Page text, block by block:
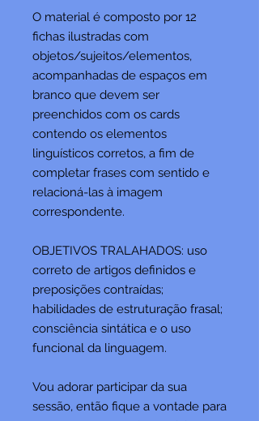
O material é composto por 12
fichas ilustradas com
objetos/sujeitos/elementos,
acompanhadas de espaços em
branco que devem ser
preenchidos com os cards
contendo os elementos
linguísticos corretos, a fim de
completar frases com sentido e
relacioná-las à imagem
correspondente.
OBJETIVOS TRALAHADOS: uso
correto de artigos definidos e
preposições contraídas;
habilidades de estruturação frasal;
consciência sintática e o uso
funcional da linguagem.
Vou adorar participar da sua
sessão, então fique a vontade para